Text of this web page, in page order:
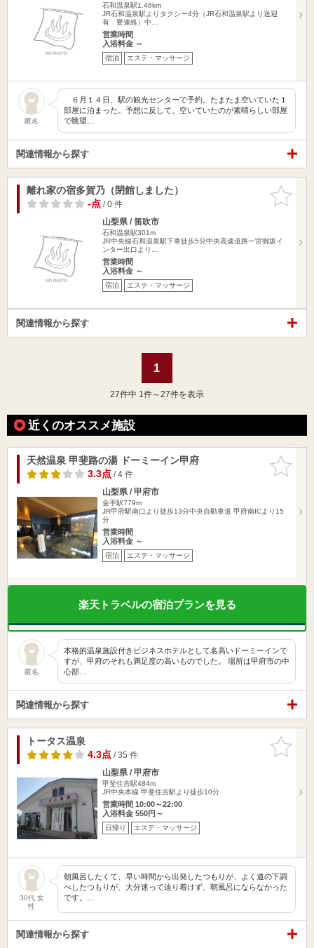
石和温泉駅1.46km
JR石和温泉駅よりタクシー4分（JR石和温泉駅より送迎
有 要連絡）中…
営業時間
入浴料金 ～
宿泊 エステ・マッサージ
匿名
６月１４日、駅の観光センターで予約。たまたま空いていた１
部屋に泊まった。予想に反して、空いていたのが素晴らしい部屋
で眺望…
関連情報から探す
お気に入
りに追加
離れ家の宿多賀乃（閉館しました）
-点/ 0 件
山梨県 / 笛吹市
石和温泉駅301m
JR中央線石和温泉駅下車徒歩5分中央高速道路一宮御坂イ
ンター出口より…
営業時間
入浴料金 ～
宿泊 エステ・マッサージ
関連情報から探す
1
27件中 1件～27件を表示
近くのオススメ施設
お気に入
りに追加
天然温泉 甲斐路の湯 ドーミーイン甲府
3.3点/ 4 件
山梨県 / 甲府市
金手駅779m
JR甲府駅南口より徒歩13分中央自動車道 甲府南ICより15
分
営業時間
入浴料金 ～
宿泊 エステ・マッサージ
楽天トラベルの宿泊プランを見る
匿名
本格的温泉施設付きビジネスホテルとして名高いドーミーインで
すが、甲府のそれも満足度の高いものでした。 場所は甲府市の中
心部…
関連情報から探す
お気に入
りに追加
トータス温泉
4.3点/ 35 件
山梨県 / 甲府市
甲斐住吉駅484m
JR中央本線 甲斐住吉駅より徒歩10分
営業時間 10:00～22:00
入浴料金 550円～
日帰り エステ・マッサージ
30代 女
性
朝風呂したくて、早い時間から出発したつもりが、よく道の下調
べしたつもりが、大分迷って辿り着けず、朝風呂にならなかった
です。…
関連情報から探す